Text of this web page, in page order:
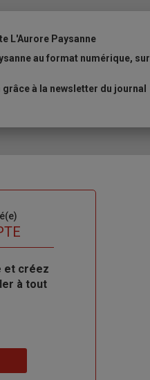
L'Aurore Paysanne
au format numérique, sur
à la newsletter du journal
et créez
à tout